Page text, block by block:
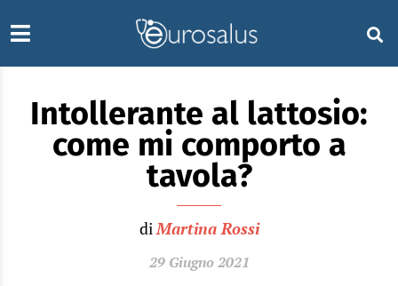
Intollerante al lattosio:
come mi comporto a
tavola?
diMartina Rossi
29 Giugno 2021